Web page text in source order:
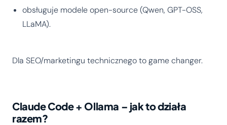
obsługuje modele open-source (Qwen, GPT-OSS,
LLaMA).
Dla SEO/marketingu technicznego to game changer.
Claude Code + Ollama – jak to działa
razem?